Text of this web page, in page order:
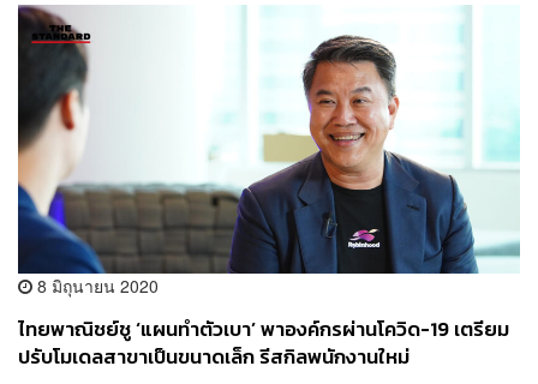
8 มิถุนายน 2020
ไทยพาณิชย์ชู ‘แผนทำตัวเบา’ พาองค์กรผ่านโควิด-19 เตรียม
ปรับโมเดลสาขาเป็นขนาดเล็ก รีสกิลพนักงานใหม่